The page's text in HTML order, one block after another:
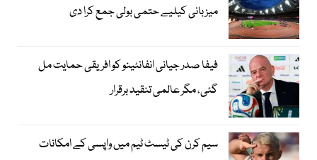
میزبانی کیلیے حتمی بولی جمع کرا دی
فیفا صدر جیانی انفانٹینو کو افریقی حمایت مل
گئی، مگر عالمی تنقید برقرار
سیم کرن کی ٹیسٹ ٹیم میں واپسی کے امکانات